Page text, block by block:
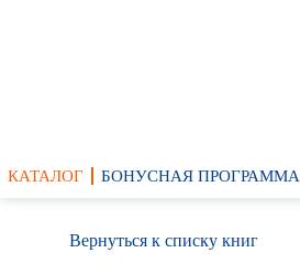
КАТАЛОГ БОНУСНАЯ ПРОГРАММА
Вернуться к списку книг